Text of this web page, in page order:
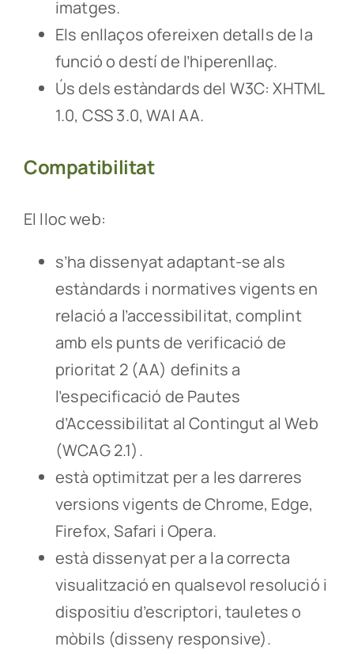
imatges.
Els enllaços ofereixen detalls de la
funció o destí de l’hiperenllaç.
Ús dels estàndards del W3C: XHTML
1.0, CSS 3.0, WAI AA.
Compatibilitat
El lloc web:
s’ha dissenyat adaptant-se als
estàndards i normatives vigents en
relació a l’accessibilitat, complint
amb els punts de verificació de
prioritat 2 (AA) definits a
l’especificació de Pautes
d’Accessibilitat al Contingut al Web
(WCAG 2.1).
està optimitzat per a les darreres
versions vigents de Chrome, Edge,
Firefox, Safari i Opera.
està dissenyat per a la correcta
visualització en qualsevol resolució i
dispositiu d’escriptori, tauletes o
mòbils (disseny responsive).